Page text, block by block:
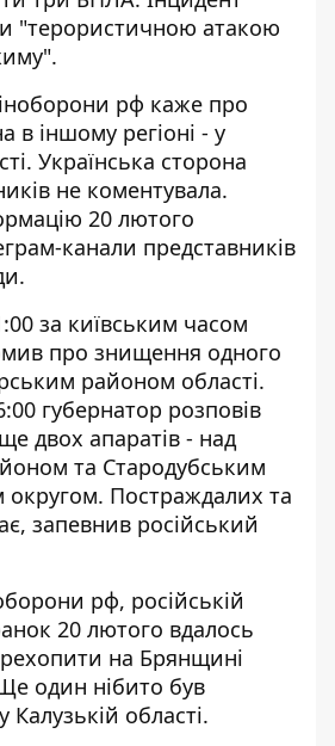
"терористичною атакою
рф каже про
в іншому регіоні - у
Українська сторона
не коментувала.
20 лютого
канали представників
за київським часом
про знищення одного
районом області.
губернатор розповів
двох апаратів - над
та Стародубським
округом. Постраждалих та
запевнив російський
рф, російській
20 лютого вдалось
на Брянщині
один нібито був
області.